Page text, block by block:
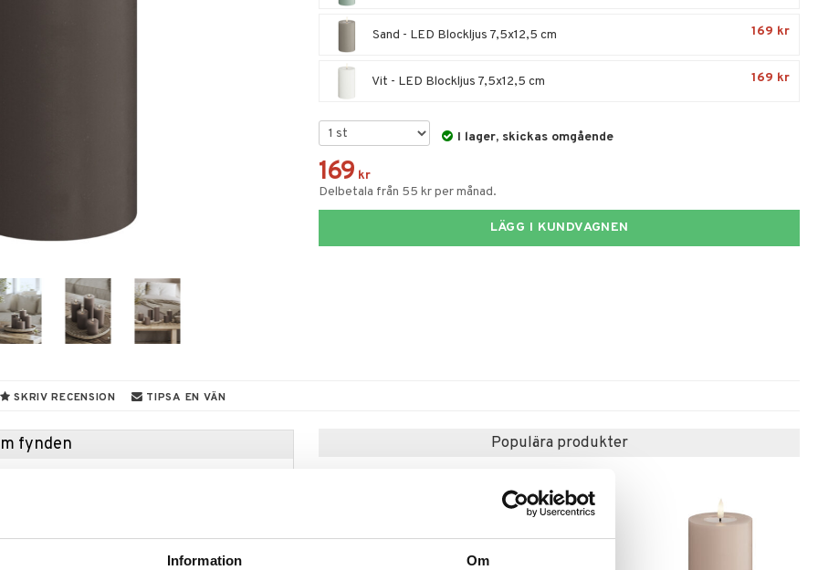
Information Om
Sand - LED Blockljus 7,5x12,5 cm 169 kr
Vit - LED Blockljus 7,5x12,5 cm 169 kr
I lager, skickas omgående
169 kr
Delbetala från 55 kr per månad.
LÄGG I KUNDVAGNEN
SKRIV RECENSION TIPSA EN VÄN
fynden Populära produkter